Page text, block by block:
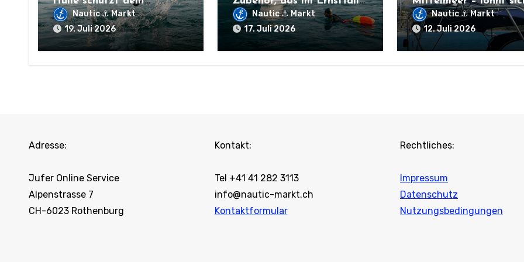
Smartphone
Nautic ⚓ Markt
19. Juli 2026
dein Leben retten kann
Nautic ⚓ Markt
17. Juli 2026
der Kauf wirklich?
Nautic ⚓ Markt
12. Juli 2026
Adresse:
Jufer Online Service
Alpenstrasse 7
CH-6023 Rothenburg
Kontakt:
Tel +41 41 282 3113
info@nautic-markt.ch
Kontaktformular
Rechtliches:
Impressum
Datenschutz
Nutzungsbedingungen